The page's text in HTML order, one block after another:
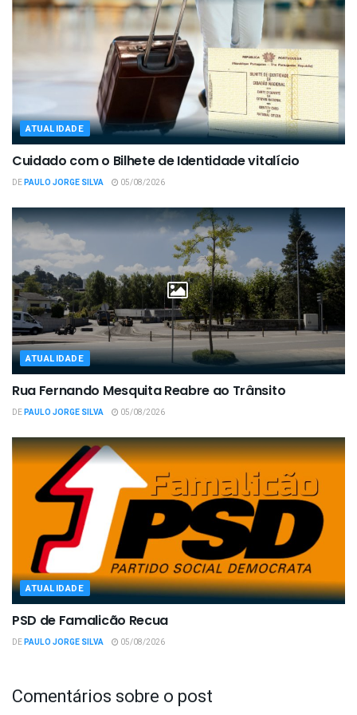
ATUALIDADE
Cuidado com o Bilhete de Identidade vitalício
DEPAULO JORGE SILVA 05/08/2026
ATUALIDADE
Rua Fernando Mesquita Reabre ao Trânsito
DEPAULO JORGE SILVA 05/08/2026
ATUALIDADE
PSD de Famalicão Recua
DEPAULO JORGE SILVA 05/08/2026
Comentários sobre o post